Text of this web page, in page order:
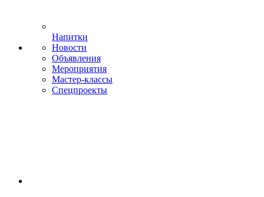
Напитки
Новости
Объявления
Мероприятия
Мастер-классы
Спецпроекты